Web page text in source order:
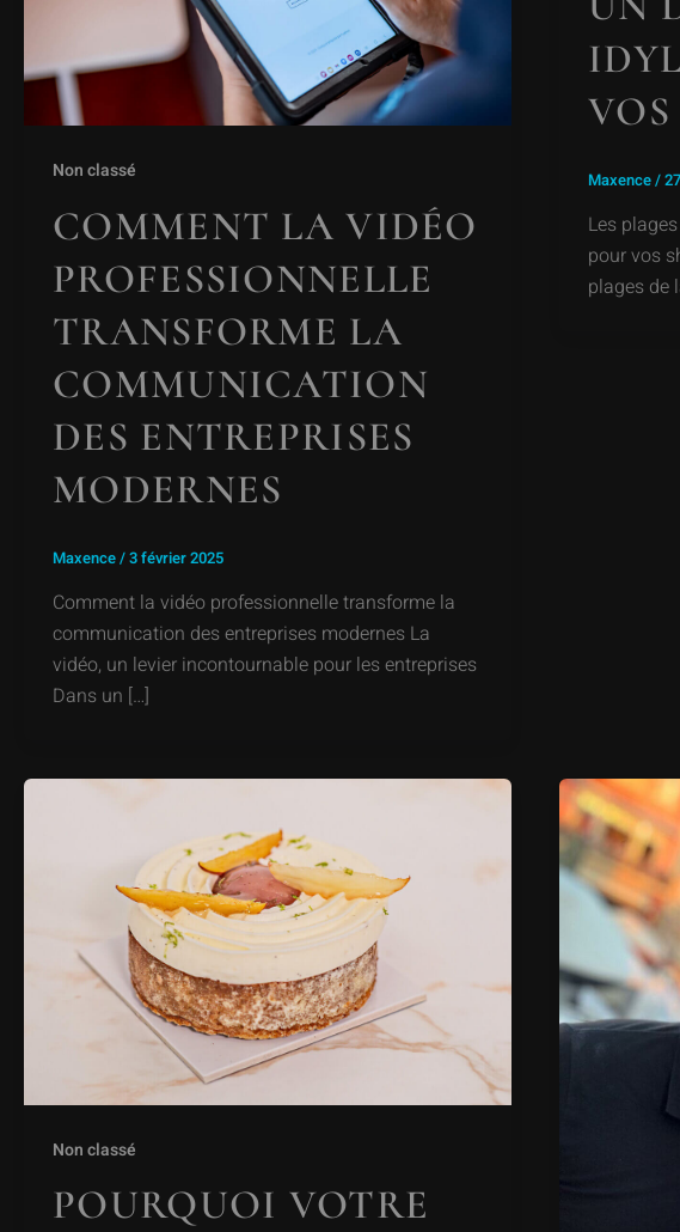
Non classé
COMMENT LA VIDÉO
PROFESSIONNELLE
TRANSFORME LA
COMMUNICATION
DES ENTREPRISES
MODERNES
Maxence/3 février 2025
Comment la vidéo professionnelle transforme la
communication des entreprises modernes La
vidéo, un levier incontournable pour les entreprises
Dans un […]
Maxence/
Les
pour vos
plages de
Non classé
POURQUOI VOTRE